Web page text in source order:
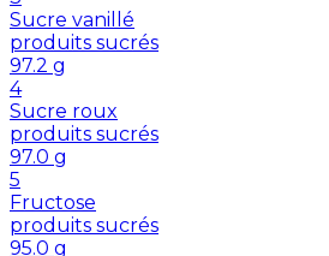
Sucre vanillé
produits sucrés
97.2 g
4
Sucre roux
produits sucrés
97.0 g
5
Fructose
produits sucrés
95.0 g